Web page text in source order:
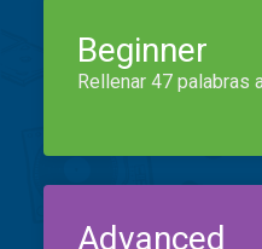
Beginner
Rellenar 47 palabras
Advanced